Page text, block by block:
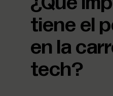
tiene el
en la
tech?